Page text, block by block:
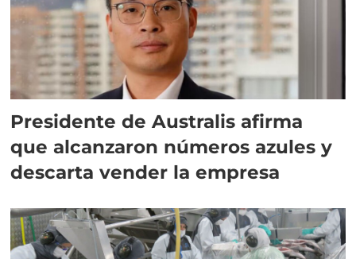
Presidente de Australis afirma
que alcanzaron números azules y
descarta vender la empresa